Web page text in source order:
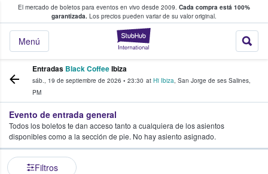
El mercado de boletos para eventos en vivo desde 2009. Cada compra está 100%
garantizada. Los precios pueden variar de su valor original.
StubHub: donde
Menú
fans compran y venden boletos
Entradas Black CoffeeIbiza
sáb., 19 de septiembre de 2026 • 23:30 at Hï Ibiza, San Jorge de ses Salines,
PM
Evento de entrada general
Todos los boletos te dan acceso tanto a cualquiera de los asientos
disponibles como a la sección de pie. No hay asiento asignado.
Filtros